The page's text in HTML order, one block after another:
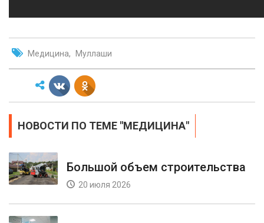
Медицина Муллаши
НОВОСТИ ПО ТЕМЕ "МЕДИЦИНА"
Большой объем строительства
20 июля 2026